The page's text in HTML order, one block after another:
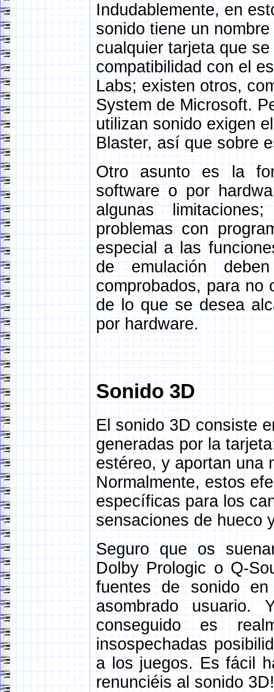
Indudablemente, en
sonido tiene un
cualquier tarjeta que
compatibilidad con el
Labs; existen otros,
System de Microsoft.
utilizan sonido exigen
Blaster, así que sobre
Otro asunto es la
software o por
algunas
problemas con
especial a las
de emulación
comprobados, para no
de lo que se desea
por hardware.
Sonido 3D
El sonido 3D consiste
generadas por la
estéreo, y aportan una
Normalmente, estos
específicas para los
sensaciones de hueco
Seguro que os
Dolby Prologic o Q-
fuentes de sonido
asombrado usuario.
conseguido es
insospechadas
a los juegos. Es fácil
renunciéis al sonido 3D!